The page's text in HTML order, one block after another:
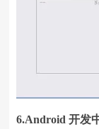
6.Android 开发